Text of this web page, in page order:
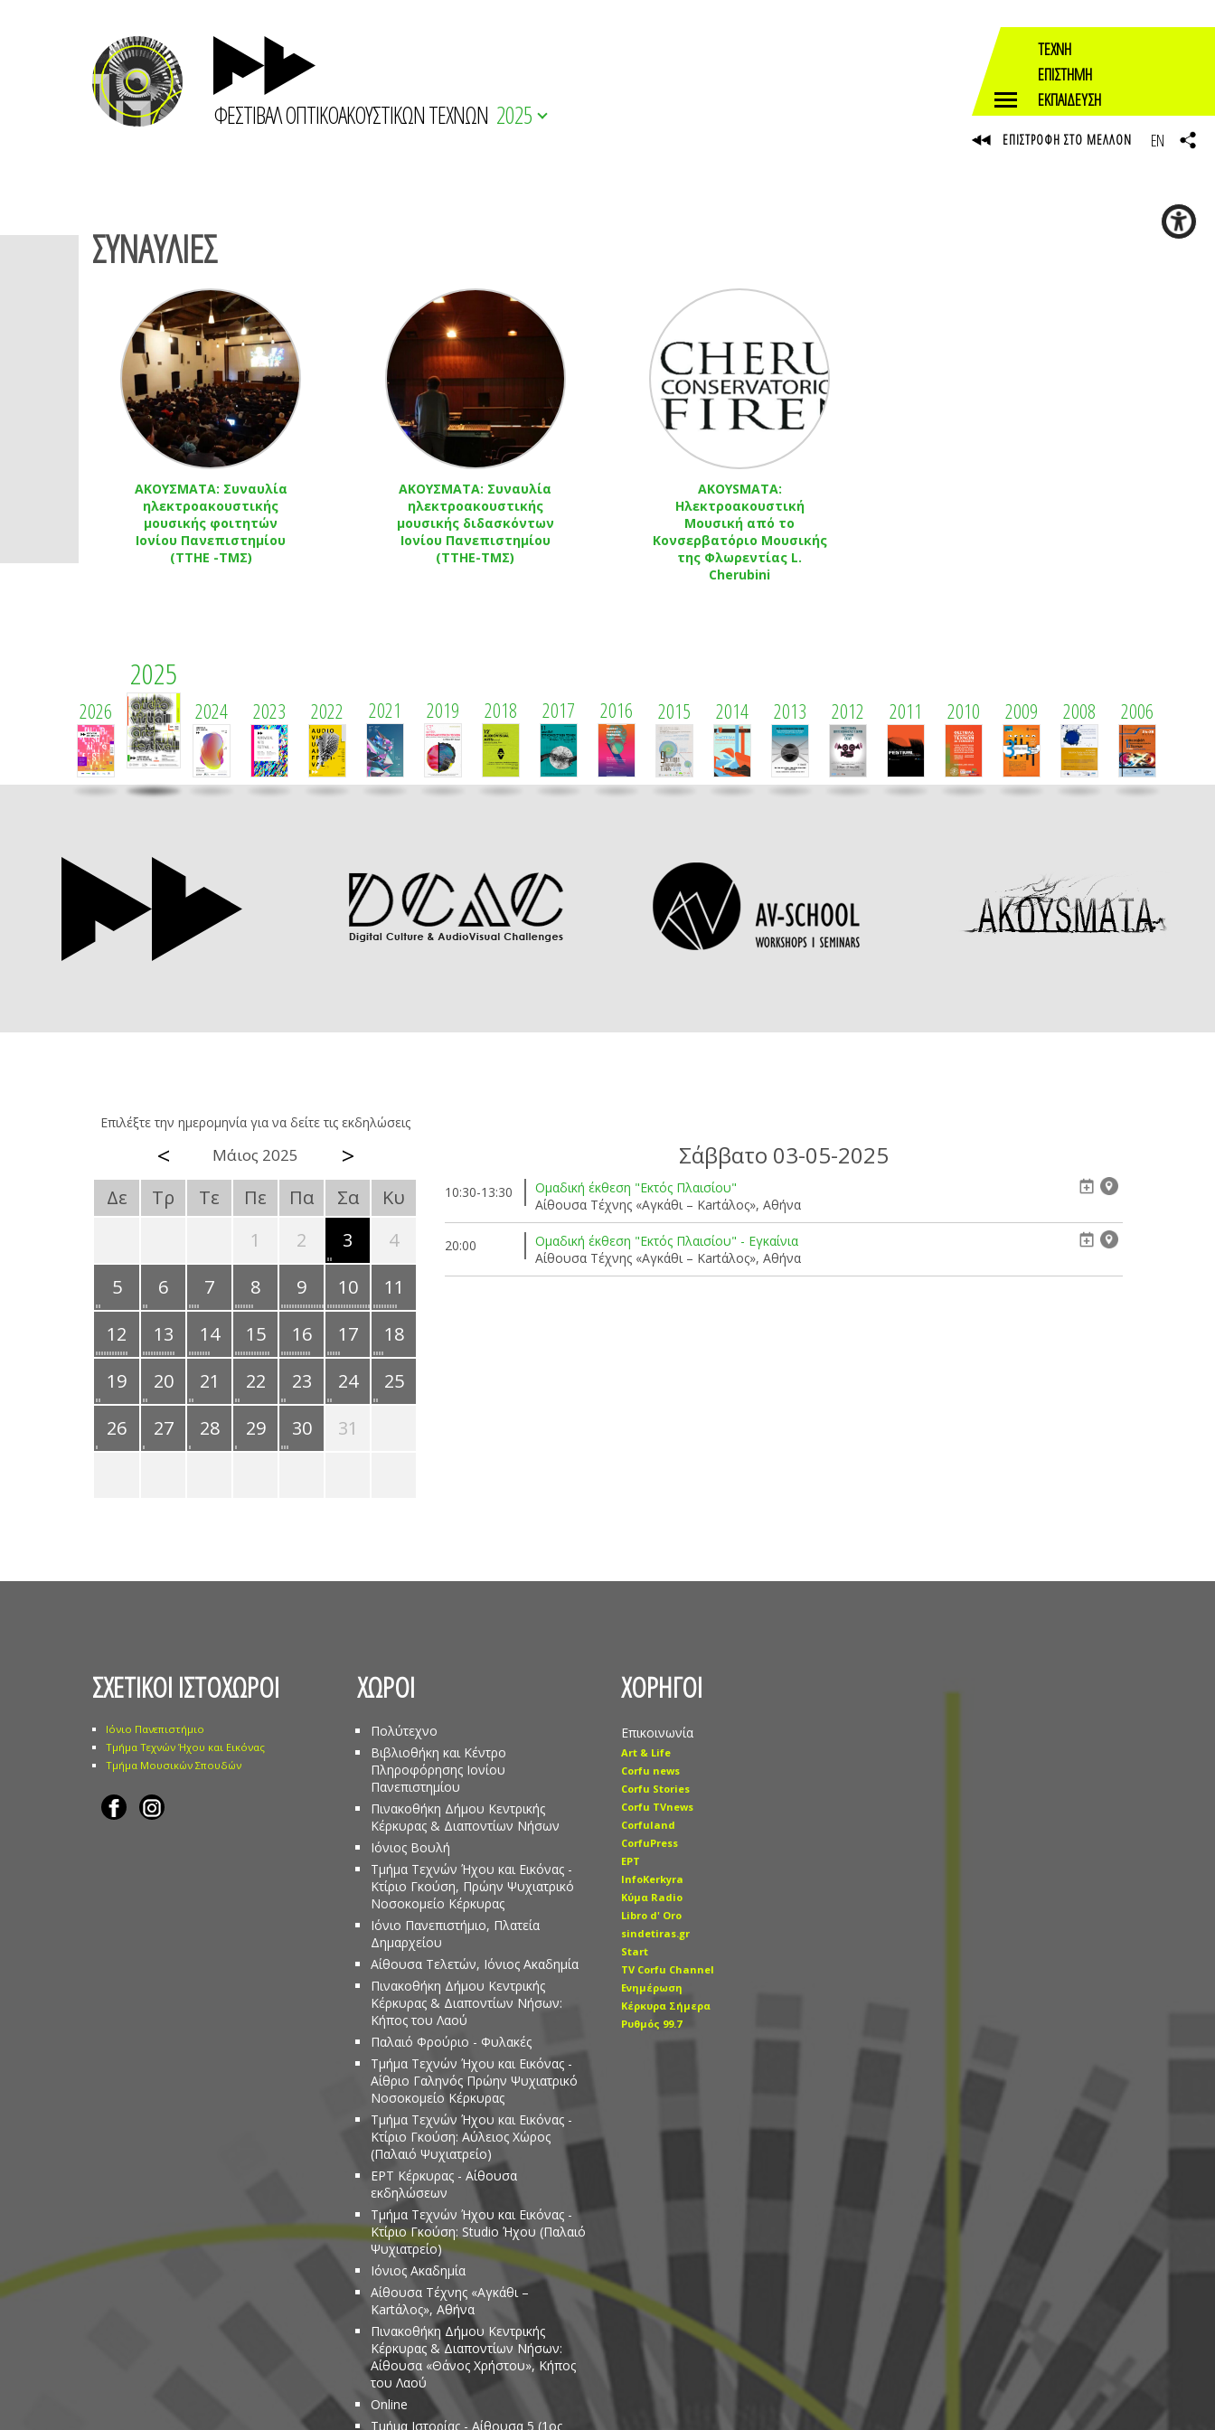
ΦΕΣΤΙΒΑΛ ΟΠΤΙΚΟΑΚΟΥΣΤΙΚΩΝ ΤΕΧΝΩΝ 2025
ΣΥΝΑΥΛΙΕΣ
ΑΚΟΥΣΜΑΤΑ: Συναυλία
ηλεκτροακουστικής
μουσικής φοιτητών
Ιονίου Πανεπιστημίου
(ΤΤΗΕ -ΤΜΣ)
ΑΚΟΥΣΜΑΤΑ: Συναυλία
ηλεκτροακουστικής
μουσικής διδασκόντων
Ιονίου Πανεπιστημίου
(ΤΤΗΕ-ΤΜΣ)
AKOYSMATA:
Ηλεκτροακουστική
Μουσική από το
Κονσερβατόριο Μουσικής
της Φλωρεντίας L.
Cherubini
2026
2025
2024 2023 2022 2021 2019 2018 2017 2016 2015 2014 2013 2012 2011 2010 2009 2008 2006
Επιλέξτε την ημερομηνία για να δείτε τις εκδηλώσεις
< Μάιος 2025 >
Δε Τρ Τε Πε Πα Σα
Κυ
1
2 3
4
5
6 7 8 9 10
11
12
13 14 15 16 17
18
19
20 21 22 23 24
25
26
27 28 29 30 31
Σάββατο 03-05-2025
10:30-13:30
Ομαδική έκθεση "Εκτός Πλαισίου"
Αίθουσα Τέχνης «Αγκάθι – Kartάλος», Αθήνα
20:00
Ομαδική έκθεση "Εκτός Πλαισίου" - Εγκαίνια
Αίθουσα Τέχνης «Αγκάθι – Kartάλος», Αθήνα
ΣΧΕΤΙΚΟΙ ΙΣΤΟΧΩΡΟΙ
Ιόνιο Πανεπιστήμιο
Τμήμα Τεχνών Ήχου και Εικόνας
Τμήμα Μουσικών Σπουδών
ΧΩΡΟΙ
Πολύτεχνο
Βιβλιοθήκη και Κέντρο
Πληροφόρησης Ιονίου
Πανεπιστημίου
Πινακοθήκη Δήμου Κεντρικής
Κέρκυρας & Διαποντίων Νήσων
Ιόνιος Βουλή
Τμήμα Τεχνών Ήχου και Εικόνας -
Κτίριο Γκούση, Πρώην Ψυχιατρικό
Νοσοκομείο Κέρκυρας
Ιόνιο Πανεπιστήμιο, Πλατεία
Δημαρχείου
Αίθουσα Τελετών, Ιόνιος Ακαδημία
Πινακοθήκη Δήμου Κεντρικής
Κέρκυρας & Διαποντίων Νήσων:
Κήπος του Λαού
Παλαιό Φρούριο - Φυλακές
Τμήμα Τεχνών Ήχου και Εικόνας -
Αίθριο Γαληνός Πρώην Ψυχιατρικό
Νοσοκομείο Κέρκυρας
Τμήμα Τεχνών Ήχου και Εικόνας -
Κτίριο Γκούση: Αύλειος Χώρος
(Παλαιό Ψυχιατρείο)
ΕΡΤ Κέρκυρας - Αίθουσα
εκδηλώσεων
Τμήμα Τεχνών Ήχου και Εικόνας -
Κτίριο Γκούση: Studio Ήχου (Παλαιό
Ψυχιατρείο)
Ιόνιος Ακαδημία
Αίθουσα Τέχνης «Αγκάθι –
Kartάλος», Αθήνα
Πινακοθήκη Δήμου Κεντρικής
Κέρκυρας & Διαποντίων Νήσων:
Αίθουσα «Θάνος Χρήστου», Κήπος
του Λαού
Online
Τμήμα Ιστορίας - Αίθουσα 5 (1ος
ΧΟΡΗΓΟΙ
Επικοινωνία
Art & Life
Corfu news
Corfu Stories
Corfu TVnews
Corfuland
CorfuPress
EΡT
InfoKerkyra
Kύμα Radio
Libro d' Οro
sindetiras.gr
Start
TV Corfu Channel
Ενημέρωση
Κέρκυρα Σήμερα
Ρυθμός 99.7
ΤΕΧΝΗ
ΕΠΙΣΤΗΜΗ
ΕΚΠΑΙΔΕΥΣΗ
ΕΠΙΣΤΡΟΦΗ ΣΤΟ ΜΕΛΛΟΝ EN